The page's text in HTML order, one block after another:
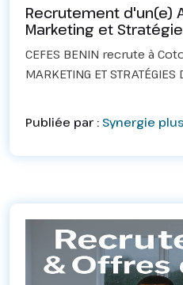
Recrutement d'un(e)
Marketing et
CEFES BENIN recrute à
MARKETING ET STRATÉGIES
Cotonou, recrute de toute
Assistant(e) Marketing e...
Publiée par : Synergie plus